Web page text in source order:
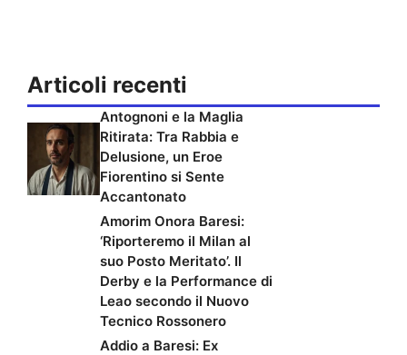
Articoli recenti
Antognoni e la Maglia
Ritirata: Tra Rabbia e
Delusione, un Eroe
Fiorentino si Sente
Accantonato
Amorim Onora Baresi:
‘Riporteremo il Milan al
suo Posto Meritato’. Il
Derby e la Performance di
Leao secondo il Nuovo
Tecnico Rossonero
Addio a Baresi: Ex